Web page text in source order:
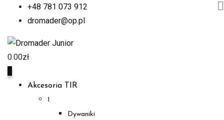
+48 781 073 912
dromader@op.pl
0.00zł
Akcesoria TIR
1
Dywaniki